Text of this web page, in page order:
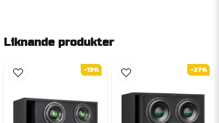
Liknande produkter
-13% -27%